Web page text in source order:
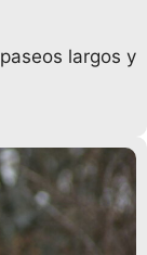
largos y